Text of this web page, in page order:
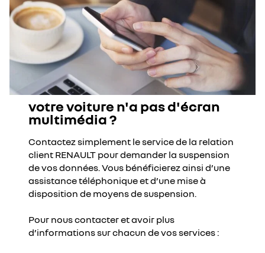
votre voiture n'a pas d'écran
multimédia ?
Contactez simplement le service de la relation
client RENAULT pour demander la suspension
de vos données. Vous bénéficierez ainsi d’une
assistance téléphonique et d’une mise à
disposition de moyens de suspension.
Pour nous contacter et avoir plus
d’informations sur chacun de vos services :